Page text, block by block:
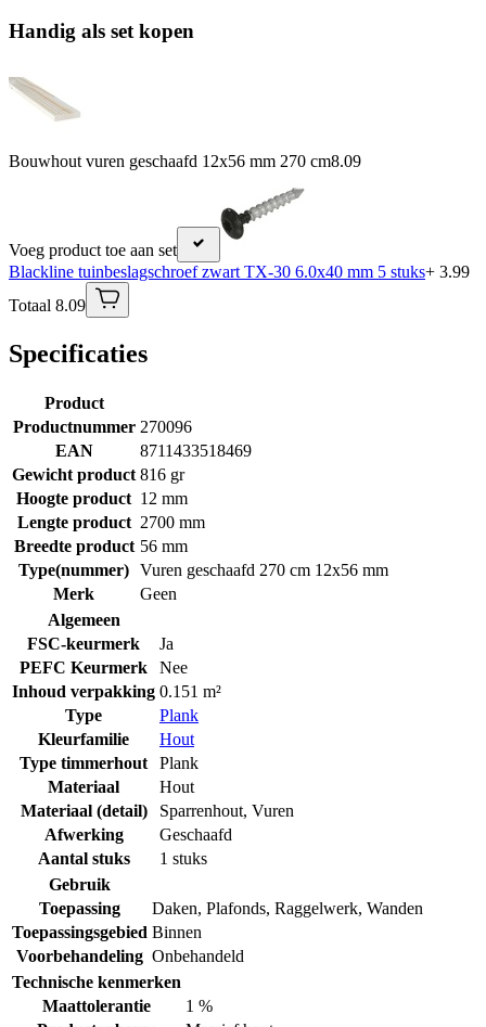
Handig als set kopen
Bouwhout vuren geschaafd 12x56 mm 270 cm8.09
Voeg product toe aan set
Blackline tuinbeslagschroef zwart TX-30 6.0x40 mm 5 stuks+ 3.99
Totaal 8.09
Specificaties
Product
Productnummer 270096
EAN
8711433518469
Gewicht product 816 gr
Hoogte product 12 mm
Lengte product 2700 mm
Breedte product 56 mm
Type(nummer) Vuren geschaafd 270 cm 12x56 mm
Merk
Geen
Algemeen
FSC-keurmerk
Ja
PEFC Keurmerk
Nee
Inhoud verpakking 0.151 m²
Type
Plank
Kleurfamilie
Hout
Type timmerhout
Plank
Materiaal
Hout
Materiaal (detail)
Sparrenhout, Vuren
Afwerking
Geschaafd
Aantal stuks
1 stuks
Gebruik
Toepassing
Daken, Plafonds, Raggelwerk, Wanden
Toepassingsgebied Binnen
Voorbehandeling Onbehandeld
Technische kenmerken
Maattolerantie
1 %